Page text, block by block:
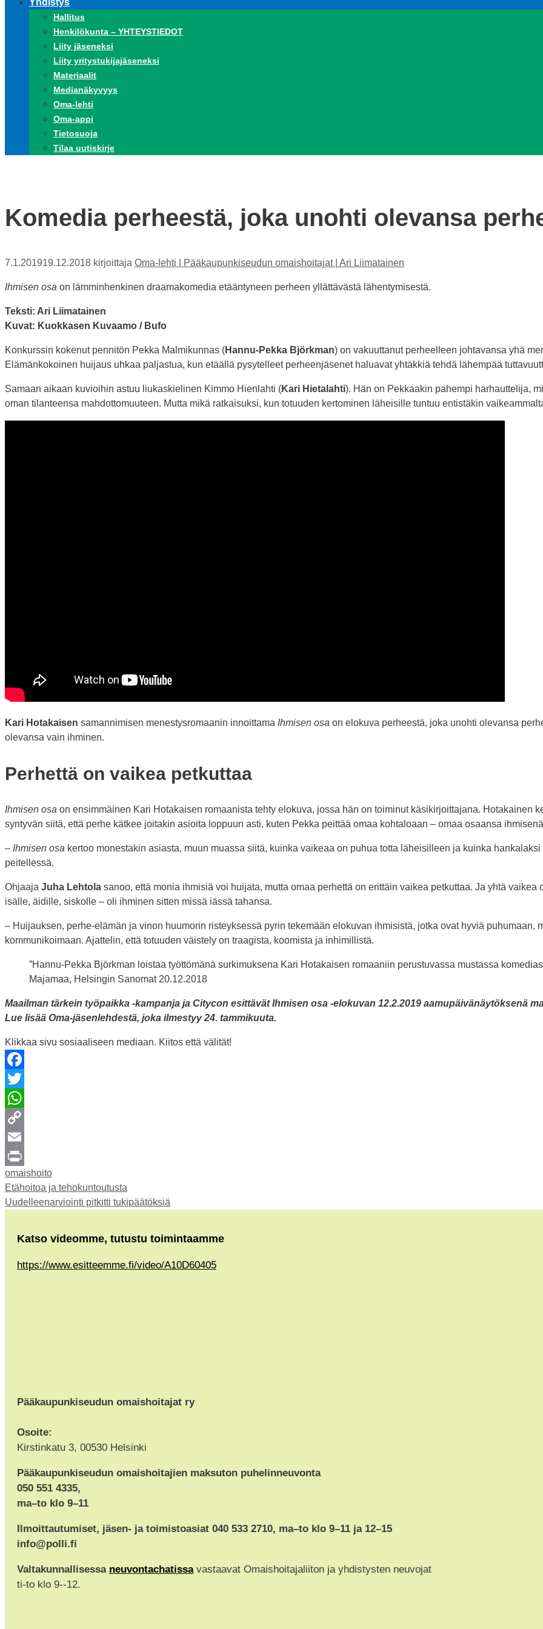
Yhdistys
Hallitus
Henkilökunta – YHTEYSTIEDOT
Liity jäseneksi
Liity yritystukijajäseneksi
Materiaalit
Medianäkyvyys
Oma-lehti
Oma-appi
Tietosuoja
Tilaa uutiskirje
Komedia perheestä, joka unohti olevansa
7.1.201919.12.2018 kirjoittaja Oma-lehti | Pääkaupunkiseudun omaishoitajat | Ari Liimatainen
Ihmisen osa on lämminhenkinen draamakomedia etääntyneen perheen yllättävästä lähentymisestä.
Teksti: Ari Liimatainen
Kuvat: Kuokkasen Kuvaamo / Bufo
Konkurssin kokenut pennitön Pekka Malmikunnas (Hannu-Pekka Björkman) on vakuuttanut perheelleen johtavansa yhä
Elämänkokoinen huijaus uhkaa paljastua, kun etäällä pysytelleet perheenjäsenet haluavat yhtäkkiä tehdä lähempää
Samaan aikaan kuvioihin astuu liukaskielinen Kimmo Hienlahti (Kari Hietalahti). Hän on Pekkaakin pahempi harhauttelija,
oman tilanteensa mahdottomuuteen. Mutta mikä ratkaisuksi, kun totuuden kertominen läheisille tuntuu entistäkin
Kari Hotakaisen samannimisen menestysromaanin innoittama Ihmisen osa on elokuva perheestä, joka unohti olevansa
olevansa vain ihminen.
Perhettä on vaikea petkuttaa
Ihmisen osa on ensimmäinen Kari Hotakaisen romaanista tehty elokuva, jossa hän on toiminut käsikirjoittajana. Hotakainen
syntyvän siitä, että perhe kätkee joitakin asioita loppuun asti, kuten Pekka peittää omaa kohtaloaan – omaa osaansa
– Ihmisen osa kertoo monestakin asiasta, muun muassa siitä, kuinka vaikeaa on puhua totta läheisilleen ja kuinka
peitellessä.
Ohjaaja Juha Lehtola sanoo, että monia ihmisiä voi huijata, mutta omaa perhettä on erittäin vaikea petkuttaa. Ja yhtä vaikea
isälle, äidille, siskolle – oli ihminen sitten missä iässä tahansa.
– Huijauksen, perhe-elämän ja vinon huumorin risteyksessä pyrin tekemään elokuvan ihmisistä, jotka ovat hyviä puhumaan,
kommunikoimaan. Ajattelin, että totuuden väistely on traagista, koomista ja inhimillistä.
”Hannu-Pekka Björkman loistaa työttömänä surkimuksena Kari Hotakaisen romaaniin perustuvassa mustassa
Majamaa, Helsingin Sanomat 20.12.2018
Maailman tärkein työpaikka -kampanja ja Citycon esittävät Ihmisen osa -elokuvan 12.2.2019 aamupäivänäytöksenä
Lue lisää Oma-jäsenlehdestä, joka ilmestyy 24. tammikuuta.
Klikkaa sivu sosiaaliseen mediaan. Kiitos että välität!
Facebook
Twitter
WhatsApp
Copy
Link
Email
Print
Kategoriat
omaishoito
Etähoitoa ja tehokuntoutusta
Uudelleenarviointi pitkitti tukipäätöksiä
Katso videomme, tutustu toimintaamme
https://www.esitteemme.fi/video/A10D60405
Pääkaupunkiseudun omaishoitajat ry
Osoite:
Kirstinkatu 3, 00530 Helsinki
Pääkaupunkiseudun omaishoitajien maksuton puhelinneuvonta
050 551 4335,
ma–to klo 9–11
Ilmoittautumiset, jäsen- ja toimistoasiat 040 533 2710, ma–to klo 9–11 ja 12–15
info@polli.fi
Valtakunnallisessa neuvontachatissavastaavat Omaishoitajaliiton ja yhdistysten neuvojat
ti-to klo 9--12.